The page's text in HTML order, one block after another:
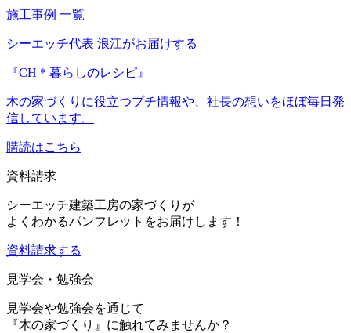
施工事例 一覧
シーエッチ代表 浪江がお届けする
『CH＊暮らしのレシピ』
木の家づくりに役立つプチ情報や、社長の想いをほぼ毎日発
信しています。
購読はこちら
資料請求
シーエッチ建築工房の家づくりが
よくわかるパンフレットをお届けします！
資料請求する
見学会・勉強会
見学会や勉強会を通じて
『木の家づくり』に触れてみませんか？